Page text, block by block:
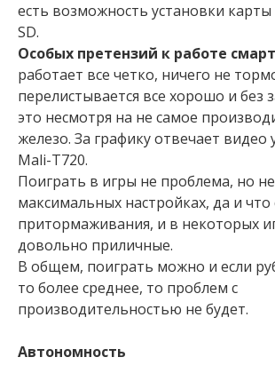
есть возможность установки
SD.
Особых претензий к работе
работает все четко, ничего не
перелистывается все хорошо и без
это несмотря на не самое
железо. За графику отвечает видео
Mali-T720.
Поиграть в игры не проблема, но
максимальных настройках, да и что
притормаживания, и в некоторых
довольно приличные.
В общем, поиграть можно и если
то более среднее, то проблем с
производительностью не будет.
Автономность